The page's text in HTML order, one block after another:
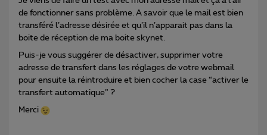
de fonctionner sans problème. A savoir que le mail est bien
transféré l’adresse désirée et qu’il n’apparait pas dans la
boite de réception de ma boite skynet.
Puis-je vous suggérer de désactiver, supprimer votre
adresse de transfert dans les réglages de votre webmail
pour ensuite la réintroduire et bien cocher la case “activer le
transfert automatique” ?
Merci